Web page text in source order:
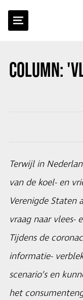
COLUMN:
TERUG NAAR
Terwijl in
van de koel- en
Verenigde Staten
vraag naar vlees-
Tijdens de
informatie-
scenario’s en
het